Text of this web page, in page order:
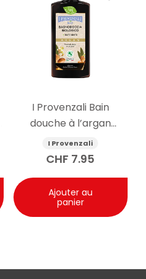
I Provenzali Bain
douche à l’argan
biologique 400ml
I Provenzali
CHF 7.95
Ajouter au
panier